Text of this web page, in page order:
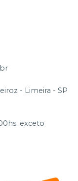
- Limeira - SP
exceto